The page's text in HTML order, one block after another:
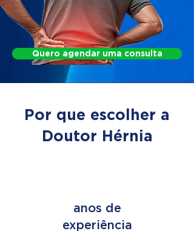
Quero agendar uma consulta
Por que escolher a
Doutor Hérnia
anos de
experiência